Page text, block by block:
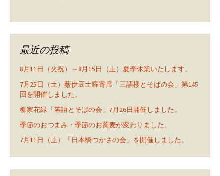
最近の投稿
8月11日（火祝）～8月15日（土）夏季休業いたします。
7月25日（土）薮伊豆土曜寄席「三語楼とそばの会」第145
回を開催しました。
柳家花緑「落語とそばの会」7月26日開催しました。
季節のおつまみ・季節のお蕎麦が変わりました。
7月11日（土）「日本橋つかさの会」を開催しました。